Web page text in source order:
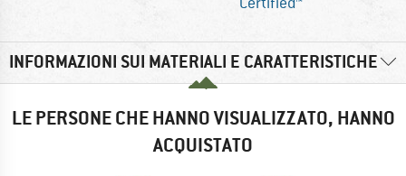
INFORMAZIONI SUI MATERIALI E CARATTERISTICHE
LE PERSONE CHE HANNO VISUALIZZATO, HANNO
ACQUISTATO